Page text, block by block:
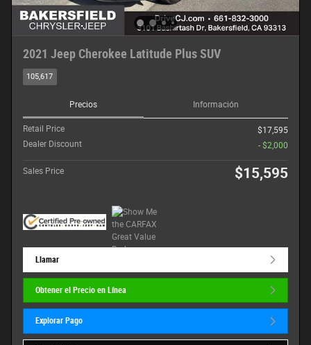
2021 Jeep Cherokee Latitude Plus SUV
105,617
Precios Información
Retail Price
$17,595
Dealer Discount
- $2,000
Sales Price $15,595
Llamar
Obtener el Precio en Línea
Explorar Pago